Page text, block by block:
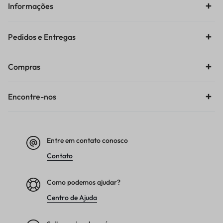
Informações
Pedidos e Entregas
Compras
Encontre-nos
Entre em contato conosco
Contato
Como podemos ajudar?
Centro de Ajuda